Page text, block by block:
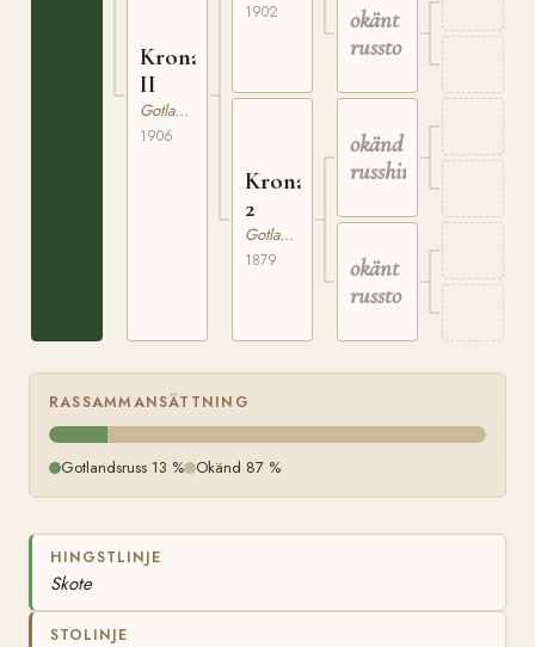
Krona
II
Gotlandsruss
1906
1902
Krona
2
Gotlandsruss
1879
okänt
russto
okänd
russhingst
okänt
russto
RASSAMMANSÄTTNING
Gotlandsruss 13 % Okänd 87 %
HINGSTLINJE
Skote
STOLINJE